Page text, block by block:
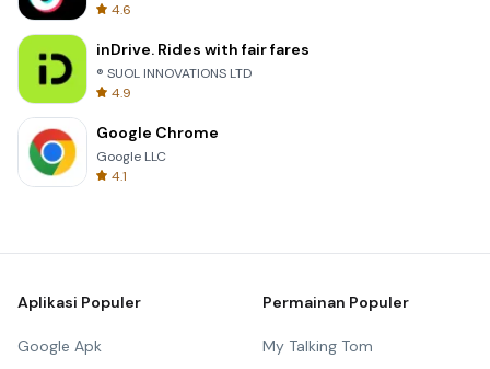
4.6
inDrive. Rides with fair fares
® SUOL INNOVATIONS LTD
4.9
Google Chrome
Google LLC
4.1
Aplikasi Populer
Google Apk
Permainan Populer
My Talking Tom